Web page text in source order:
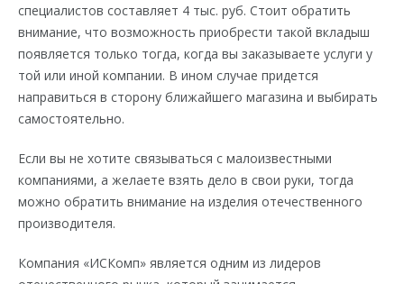
специалистов составляет 4 тыс. руб. Стоит обратить
внимание, что возможность приобрести такой вкладыш
появляется только тогда, когда вы заказываете услуги у
той или иной компании. В ином случае придется
направиться в сторону ближайшего магазина и выбирать
самостоятельно.
Если вы не хотите связываться с малоизвестными
компаниями, а желаете взять дело в свои руки, тогда
можно обратить внимание на изделия отечественного
производителя.
Компания «ИСКомп» является одним из лидеров